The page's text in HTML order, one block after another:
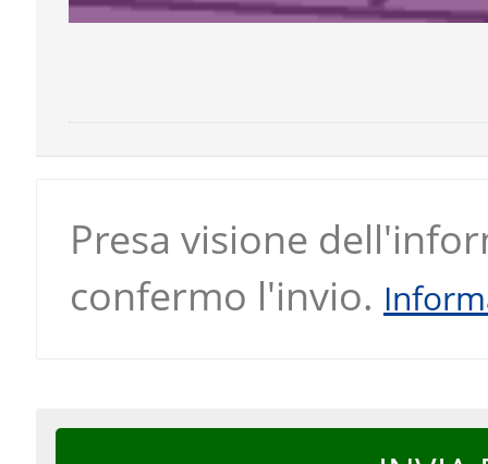
Presa visione
confermo l'invio.